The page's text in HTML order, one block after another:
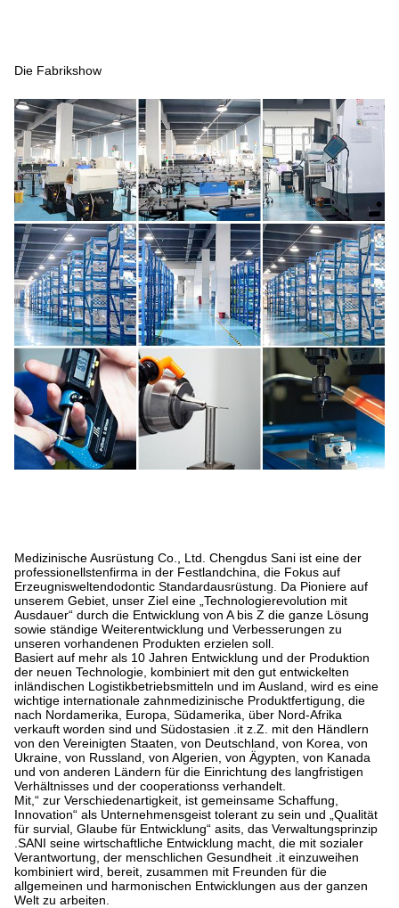
Die Fabrikshow
Medizinische Ausrüstung Co., Ltd. Chengdus Sani ist eine der
professionellstenfirma in der Festlandchina, die Fokus auf
Erzeugnisweltendodontic Standardausrüstung. Da Pioniere auf
unserem Gebiet, unser Ziel eine „Technologierevolution mit
Ausdauer“ durch die Entwicklung von A bis Z die ganze Lösung
sowie ständige Weiterentwicklung und Verbesserungen zu
unseren vorhandenen Produkten erzielen soll.
Basiert auf mehr als 10 Jahren Entwicklung und der Produktion
der neuen Technologie, kombiniert mit den gut entwickelten
inländischen Logistikbetriebsmitteln und im Ausland, wird es eine
wichtige internationale zahnmedizinische Produktfertigung, die
nach Nordamerika, Europa, Südamerika, über Nord-Afrika
verkauft worden sind und Südostasien .it z.Z. mit den Händlern
von den Vereinigten Staaten, von Deutschland, von Korea, von
Ukraine, von Russland, von Algerien, von Ägypten, von Kanada
und von anderen Ländern für die Einrichtung des langfristigen
Verhältnisses und der cooperationss verhandelt.
Mit,“ zur Verschiedenartigkeit, ist gemeinsame Schaffung,
Innovation“ als Unternehmensgeist tolerant zu sein und „Qualität
für survial, Glaube für Entwicklung“ asits, das Verwaltungsprinzip
.SANI seine wirtschaftliche Entwicklung macht, die mit sozialer
Verantwortung, der menschlichen Gesundheit .it einzuweihen
kombiniert wird, bereit, zusammen mit Freunden für die
allgemeinen und harmonischen Entwicklungen aus der ganzen
Welt zu arbeiten.